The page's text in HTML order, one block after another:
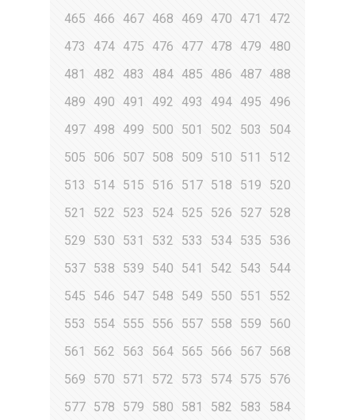
465
466 467 468 469 470 471
472
473
474 475 476 477 478 479
480
481
482 483 484 485 486 487 488
489
490 491 492 493 494 495
496
497 498 499 500 501 502 503
504
505
506 507 508 509 510 511
512
513
514 515 516 517 518 519
520
521
522 523 524 525 526 527 528
529
530 531 532 533 534 535
536
537 538 539 540 541 542 543
544
545
546 547 548 549 550 551
552
553
554 555 556 557 558 559
560
561
562 563 564 565 566 567 568
569
570 571 572 573 574 575
576
577 578 579 580 581 582 583
584